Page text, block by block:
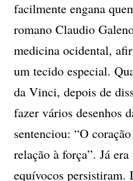
facilmente engana
romano Claudio
medicina ocidental,
um tecido especial.
da Vinci, depois de
fazer vários desenhos
sentenciou: “O
relação à força”. Já
equívocos persistiram.